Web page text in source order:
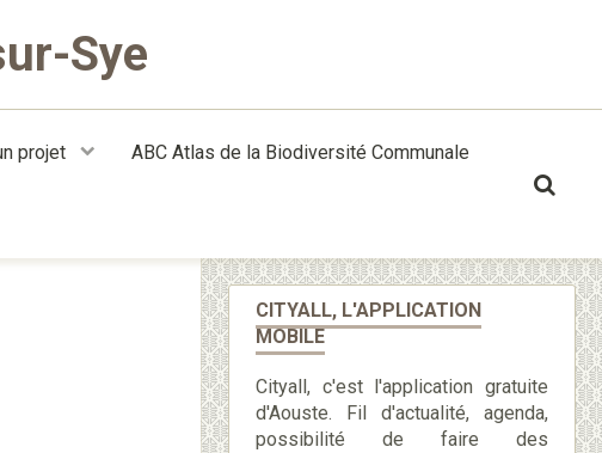
Sye
projet ABC Atlas de la Biodiversité Communale
CITYALL, L'APPLICATION
MOBILE
Cityall, c'est l'application gratuite
d'Aouste. Fil d'actualité, agenda,
possibilité de faire des